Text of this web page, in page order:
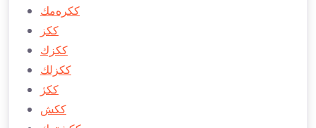
ككره‌مك
ككز
ككزك
ككزلك
ككژ
ككش